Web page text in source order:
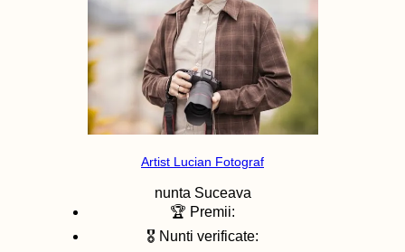
Artist Lucian Fotograf
nunta Suceava
🏆 Premii:
🎖️ Nunti verificate: